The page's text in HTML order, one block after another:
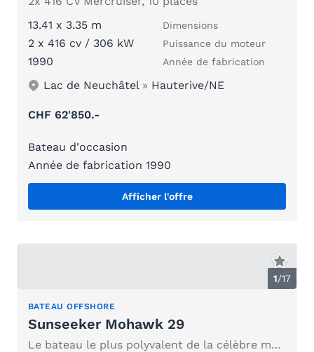
13.41 x 3.35 m
Dimensions
2 x 416 cv / 306 kW Puissance du moteur
1990 Année de fabrication
Lac de Neuchâtel» Hauterive/NE
CHF 62'850.-
Bateau d'occasion
Année de fabrication 1990
Afficher l'offre
1/17
BATEAU OFFSHORE
Sunseeker Mohawk 29
Le bateau le plus polyvalent de la célèbre marque Sunseeker